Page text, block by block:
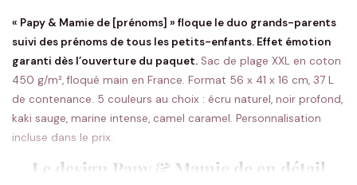
« Papy & Mamie de [prénoms] » floque le duo grands-parents
suivi des prénoms de tous les petits-enfants. Effet émotion
garanti dès l’ouverture du paquet. Sac de plage XXL en coton
450 g/m², floqué main en France. Format 56 x 41 x 16 cm, 37 L
de contenance. 5 couleurs au choix : écru naturel, noir profond,
kaki sauge, marine intense, camel caramel. Personnalisation
incluse dans le prix.
Le design Papy & Mamie de en détail